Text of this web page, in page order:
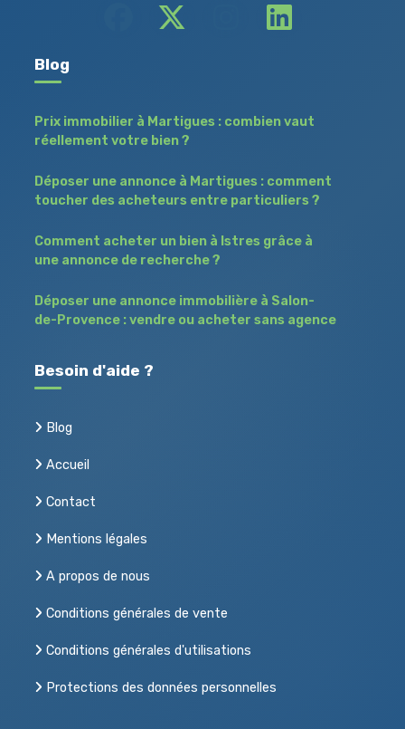
Blog
Prix immobilier à Martigues : combien vaut
réellement votre bien ?
Déposer une annonce à Martigues : comment
toucher des acheteurs entre particuliers ?
Comment acheter un bien à Istres grâce à
une annonce de recherche ?
Déposer une annonce immobilière à Salon-
de-Provence : vendre ou acheter sans agence
Besoin d'aide ?
Blog
Accueil
Contact
Mentions légales
A propos de nous
Conditions générales de vente
Conditions générales d'utilisations
Protections des données personnelles